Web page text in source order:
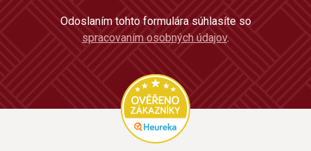
Odoslaním tohto formulára súhlasíte so
spracovaním osobných údajov.